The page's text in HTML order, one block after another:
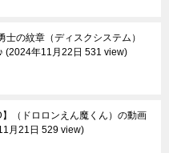
の紋章（ディスクシステム）
2024年11月22日 531 view
】（ドロロンえん魔くん）の動画
月21日 529 view